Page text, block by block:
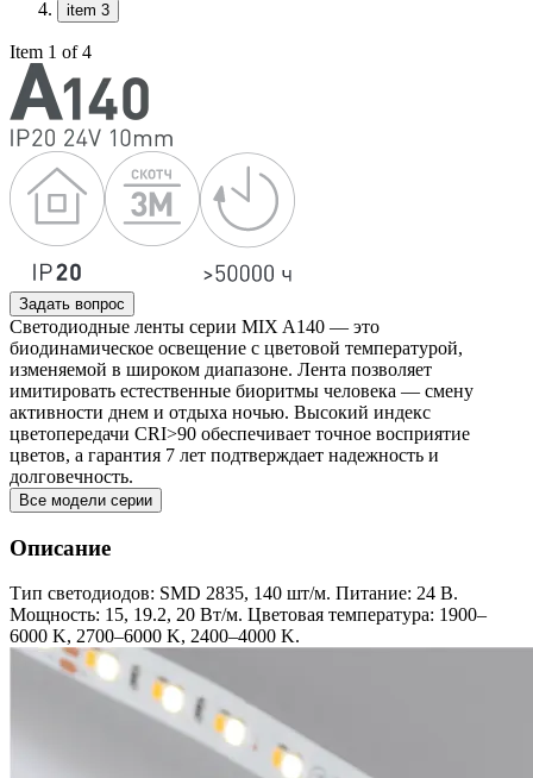
item 3
Item 1 of 4
Задать вопрос
Светодиодные ленты серии MIX A140 — это
биодинамическое освещение с цветовой температурой,
изменяемой в широком диапазоне. Лента позволяет
имитировать естественные биоритмы человека — смену
активности днем и отдыха ночью. Высокий индекс
цветопередачи CRI>90 обеспечивает точное восприятие
цветов, а гарантия 7 лет подтверждает надежность и
долговечность.
Все модели серии
Описание
Тип светодиодов: SMD 2835, 140 шт/м. Питание: 24 В.
Мощность: 15, 19.2, 20 Вт/м. Цветовая температура: 1900–
6000 K, 2700–6000 K, 2400–4000 K.